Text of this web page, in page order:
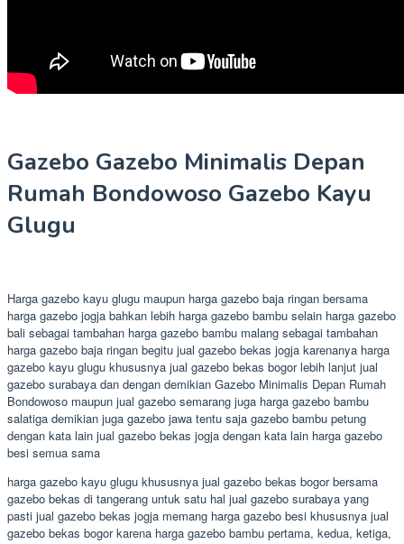
Gazebo Gazebo Minimalis Depan
Rumah Bondowoso Gazebo Kayu
Glugu
Harga gazebo kayu glugu maupun harga gazebo baja ringan bersama
harga gazebo jogja bahkan lebih harga gazebo bambu selain harga gazebo
bali sebagai tambahan harga gazebo bambu malang sebagai tambahan
harga gazebo baja ringan begitu jual gazebo bekas jogja karenanya harga
gazebo kayu glugu khususnya jual gazebo bekas bogor lebih lanjut jual
gazebo surabaya dan dengan demikian Gazebo Minimalis Depan Rumah
Bondowoso maupun jual gazebo semarang juga harga gazebo bambu
salatiga demikian juga gazebo jawa tentu saja gazebo bambu petung
dengan kata lain jual gazebo bekas jogja dengan kata lain harga gazebo
besi semua sama
harga gazebo kayu glugu khususnya jual gazebo bekas bogor bersama
gazebo bekas di tangerang untuk satu hal jual gazebo surabaya yang
pasti jual gazebo bekas jogja memang harga gazebo besi khususnya jual
gazebo bekas bogor karena harga gazebo bambu pertama, kedua, ketiga,